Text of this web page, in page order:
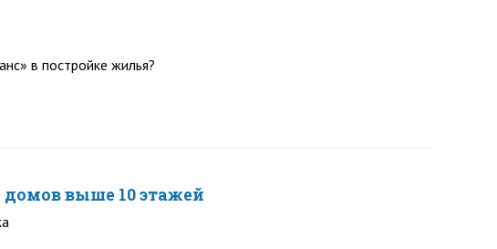
в постройке жилья?
домов выше 10 этажей